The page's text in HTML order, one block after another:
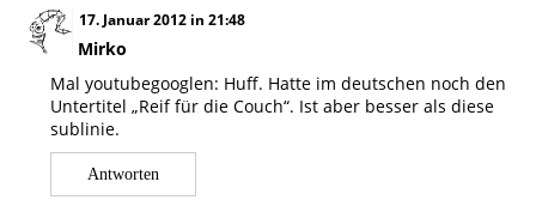
Mirko
17. Januar 2012 in 21:48
Mal youtubegooglen: Huff. Hatte im deutschen noch den
Untertitel „Reif für die Couch“. Ist aber besser als diese
sublinie.
Antworten